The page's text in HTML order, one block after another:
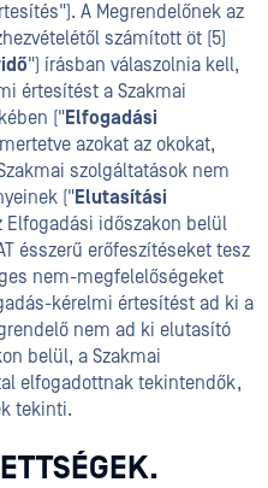
A Megrendelőnek az
számított öt (5)
") írásban válaszolnia kell,
értesítést a Szakmai
("Elfogadási
azokat az okokat,
szolgáltatások nem
("Elutasítási
Elfogadási időszakon belül
ésszerű erőfeszítéseket tesz
nem-megfelelőségeket
kérelmi értesítést ad ki a
nem ad ki elutasító
belül, a Szakmai
elfogadottnak tekintendők,
tekinti.